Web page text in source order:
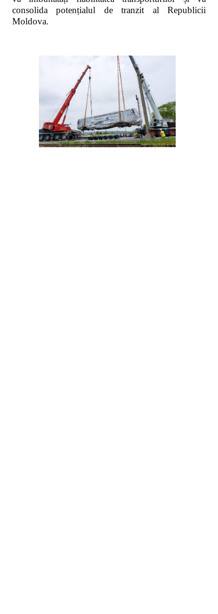
consolida potențialul de tranzit al Republicii
Moldova.